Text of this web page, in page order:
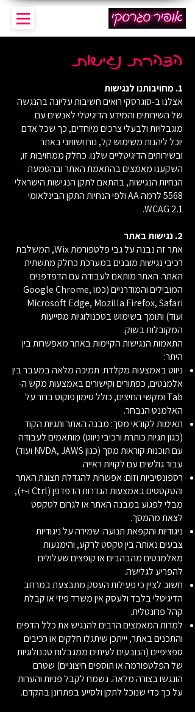
הצהרת נגישות
1. מחויבותנו לנגישות
אצלנו ב-סוגרסקי רואים חשיבות עליונה בהנגשה
של השירותים והמידע הדיגיטלי לאנשים עם
מוגבלויות ולבעלי צרכים מיוחדים, כך שכל אדם
יוכל ליהנות משימוש קל, נוח ושוויוני באתר
ובשירותים הדיגיטליים שלנו. כחלק ממחויבות זו,
השקענו מאמצים בהתאמת האתר ובהטמעת
הנחיות הנגישות, בהתאם לתקן הנגישות הישראלי
5568 לרמה AA ולפי הנחיות התקן הבינלאומי
WCAG 2.1.
2. נגישות באתר
אתר זה נבנה על גבי פלטפורמת Wix, המשלבת
רכיבי נגישות מובנים במערכת כחלק מתשתית
האתר. האתר מותאם לעבודה עם הדפדפנים
המובילים והמודרניים (כמו Google Chrome,
Microsoft Edge, Mozilla Firefox, Safari
ועוד) ותומך בשימוש בטכנולוגיות מסייעות
המקובלות בשוק.
התאמות הנגישות הקיימות באתר מאפשרות בין
היתר:
ניווט באמצעות מקלדת: תמיכה מלאה במעבר בין
אלמנטים, כפתורים וקישורים באמצעות מקש ה-
Tab ומקשי החיצים, כולל סימון פוקוס ברור על
האלמנט הנבחר.
תאימות לקוראי מסך: מבנה האתר ותגיות הקוד
(כגון תגיות כותרת ורכיבי ניווט) מותאמים לעבודה
עם תוכנות קוראות מסך (כגון NVDA, JAWS ועוד)
עבור גולשים עם לקויות ראייה.
רספונסיביות וזום: אפשרות להגדלת תצוגת האתר
והטקסטים באמצעות הגדרות הדפדפן (Ctrl ו-+),
מבלי לפגוע במבנה האתר או לגרום לטקסט
לצאת מהמסך.
ניגודיות והקפאת תנועה: שמירה על ניגודיות
צבעים נאותה בין טקסט לרקע, והימנעות
מאלמנטים מהבהבים או קופצים שעלולים
להפריע לגלישה.
חשוב לציין כי פעילות העסק מתבצעת במרחב
הדיגיטלי בלבד ולעסק אין משרד פיזי או קבלת
קהל פרונטלית.
למרות המאמצים הרבים להנגיש את כלל הדפים
והתכנים באתר, יייתכן שיתגלו חלקים או רכיבים
ספציפיים (הנובעים לעיתים ממגבלות טכנולוגיות
של הפלטפורמה או תוספים חיצוניים) שטרם
הונגשו בצורה מלאה. נשמח לקבל פניות והערות
על כך כדי שנוכל לתקן ולסייע בפתרונן בהקדם.